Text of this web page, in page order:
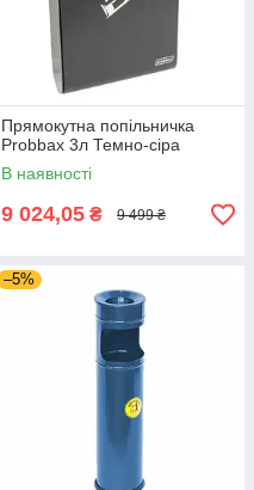
Прямокутна попільничка
Probbax 3л Темно-сіра
В наявності
9 024,05 ₴ 9 499 ₴
–5%